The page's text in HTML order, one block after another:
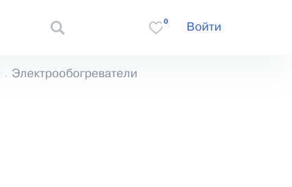
0
Войти
Электрообогреватели